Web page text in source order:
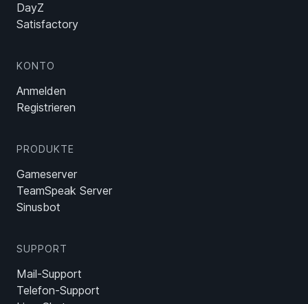
DayZ
Satisfactory
KONTO
Anmelden
Registrieren
PRODUKTE
Gameserver
TeamSpeak Server
Sinusbot
SUPPORT
Mail-Support
Telefon-Support